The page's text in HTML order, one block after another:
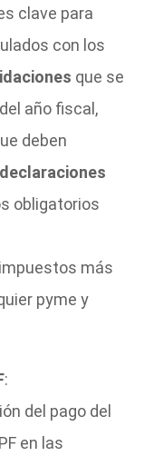
clave para
con los
que se
año fiscal,
deben
declaraciones
obligatorios
más
pyme y
:
del pago del
en las